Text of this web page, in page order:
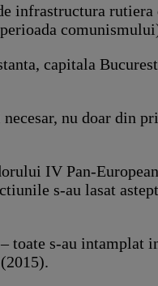
infrastructura
capitala
nu doar din
IV Pan-
s-au lasat
s-au intamplat